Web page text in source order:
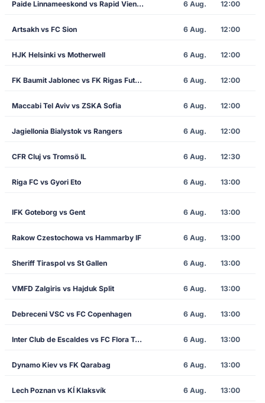
Paide Linnameeskond vs Rapid Vienna 6 Aug. 12:00
Artsakh vs FC Sion 6 Aug. 12:00
HJK Helsinki vs Motherwell 6 Aug. 12:00
FK Baumit Jablonec vs FK Rigas Futbola Skola 6 Aug. 12:00
Maccabi Tel Aviv vs ZSKA Sofia 6 Aug. 12:00
Jagiellonia Bialystok vs Rangers 6 Aug. 12:00
CFR Cluj vs Tromsö IL 6 Aug. 12:30
Riga FC vs Gyori Eto 6 Aug. 13:00
IFK Goteborg vs Gent 6 Aug. 13:00
Rakow Czestochowa vs Hammarby IF 6 Aug. 13:00
Sheriff Tiraspol vs St Gallen 6 Aug. 13:00
VMFD Zalgiris vs Hajduk Split 6 Aug. 13:00
Debreceni VSC vs FC Copenhagen 6 Aug. 13:00
Inter Club de Escaldes vs FC Flora Tallinn 6 Aug. 13:00
Dynamo Kiev vs FK Qarabag 6 Aug. 13:00
Lech Poznan vs KÍ Klaksvík 6 Aug. 13:00